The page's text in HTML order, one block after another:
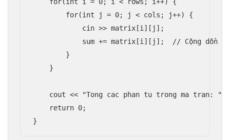
        for(int j = 0; j < cols; j++) {
            cin >> matrix[i][j];
sum += matrix[i][j];  // Cộng dồn
        }
    }
cout << "Tong cac phan tu trong ma tran: "
    return 0;
}